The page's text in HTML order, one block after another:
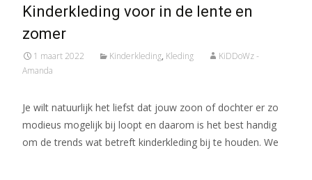
Kinderkleding voor in de lente en
zomer
1 maart 2022 Kinderkleding, Kleding
KiDDoWz -
Amanda
Je wilt natuurlijk het liefst dat jouw zoon of dochter er zo
modieus mogelijk bij loopt en daarom is het best handig
om de trends wat betreft kinderkleding bij te houden. We